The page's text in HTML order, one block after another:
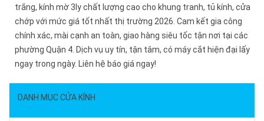
trắng, kính mờ 3ly chất lượng cao cho khung tranh, tủ kính, cửa
chớp với mức giá tốt nhất thị trường 2026. Cam kết gia công
chính xác, mài cạnh an toàn, giao hàng siêu tốc tận nơi tại các
phường Quận 4. Dịch vụ uy tín, tận tâm, có máy cắt hiện đại lấy
ngay trong ngày. Liên hệ báo giá ngay!
DANH MỤC CỬA KÍNH